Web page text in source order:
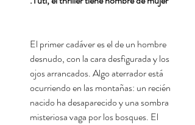
El primer cadáver es el de un hombre
desnudo, con la cara desfigurada y los
ojos arrancados. Algo aterrador está
ocurriendo en las montañas: un recién
nacido ha desaparecido y una sombra
misteriosa vaga por los bosques. El